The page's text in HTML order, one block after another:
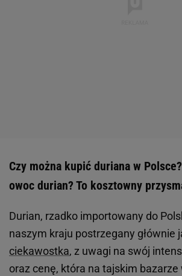
Czy można kupić duriana w
owoc durian? To kosztowny
Durian, rzadko importowany do
naszym kraju postrzegany głównie
ciekawostka, z uwagi na swój
oraz cenę, która na tajskim bazarze